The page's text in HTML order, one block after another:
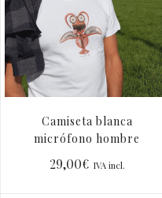
Camiseta blanca
micrófono hombre
29,00€ IVA incl.